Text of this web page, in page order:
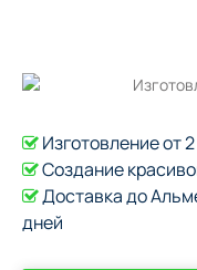
Изготовление от
Создание
Доставка до
дней